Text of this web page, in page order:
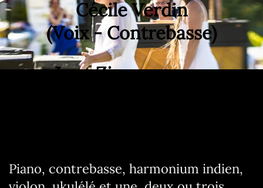
Cécile Verdin
(Voix - Contrebasse)
Jean Zimmermann
Piano, contrebasse, harmonium indien,